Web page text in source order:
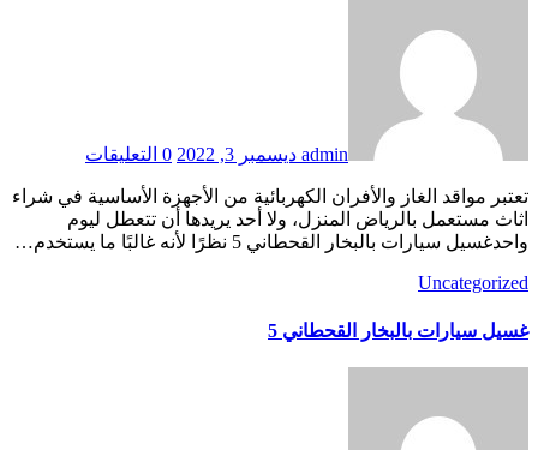
admin ديسمبر 3, 2022 0 التعليقات
تعتبر مواقد الغاز والأفران الكهربائية من الأجهزة الأساسية في شراء
اثاث مستعمل بالرياض المنزل، ولا أحد يريدها أن تتعطل ليوم
واحدغسيل سيارات بالبخار القحطاني 5 نظرًا لأنه غالبًا ما يستخدم…
Uncategorized
غسيل سيارات بالبخار القحطاني 5